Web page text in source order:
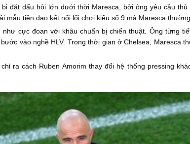
đặt dấu hỏi lớn dưới thời Maresca, bởi ông yêu cầu
mẫu tiền đạo kết nối lối chơi kiểu số 9 mà Maresca
cực đoan với khâu chuẩn bị chiến thuật. Ông từng
vào nghề HLV. Trong thời gian ở Chelsea, Maresca
ra cách Ruben Amorim thay đổi hệ thống pressing